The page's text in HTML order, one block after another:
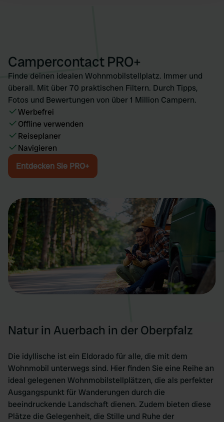
our social media, advertising and analytics partners who
may combine it with other information that you’ve
provided to them or that they’ve collected from your use
of their services.
Campercontact PRO+
Finde deinen idealen Wohnmobilstellplatz. Immer und
überall. Mit über 70 praktischen Filtern. Durch Tipps,
Fotos und Bewertungen von über 1 Million Campern.
Werbefrei
Offline verwenden
Reiseplaner
Navigieren
Entdecken Sie PRO+
Natur in Auerbach in der Oberpfalz
Die idyllische ist ein Eldorado für alle, die mit dem
Wohnmobil unterwegs sind. Hier finden Sie eine Reihe an
ideal gelegenen Wohnmobilstellplätzen, die als perfekter
Ausgangspunkt für Wanderungen durch die
beeindruckende Landschaft dienen. Zudem bieten diese
Plätze die Gelegenheit, die Stille und Ruhe der